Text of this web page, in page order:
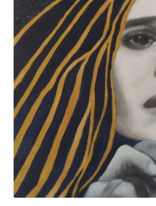
Temas Paisagens e outros
Vídeos
Vivências